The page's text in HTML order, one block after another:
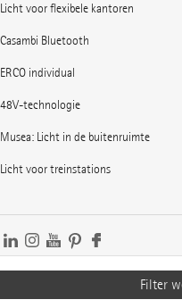
Filter
Licht voor flexibele kantoren
Casambi Bluetooth
ERCO individual
48V-technologie
Musea: Licht in de buitenruimte
Licht voor treinstations
Op ERCO News abonnerenImprint